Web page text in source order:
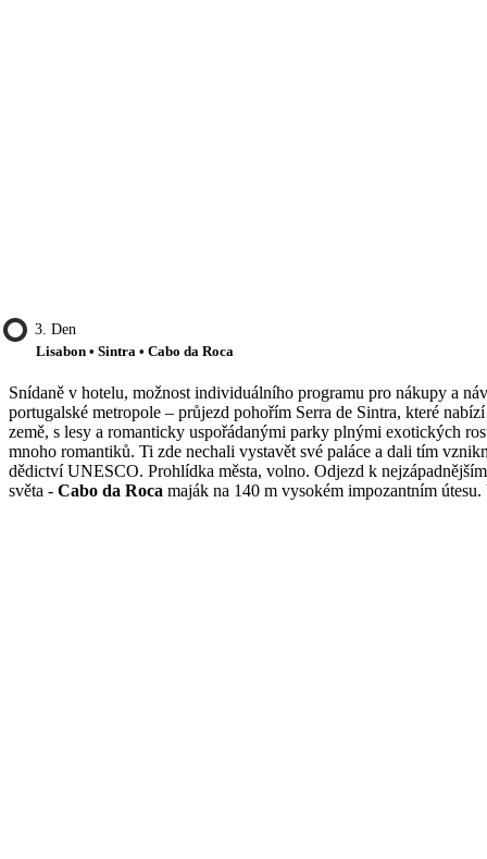
3. Den
Lisabon • Sintra • Cabo da Roca
Snídaně v hotelu, možnost individuálního programu pro nákupy a
portugalské metropole – průjezd pohořím Serra de Sintra, které
země, s lesy a romanticky uspořádanými parky plnými exotických
mnoho romantiků. Ti zde nechali vystavět své paláce a dali tím
dědictví UNESCO. Prohlídka města, volno. Odjezd k
světa - Cabo da Roca maják na 140 m vysokém impozantním